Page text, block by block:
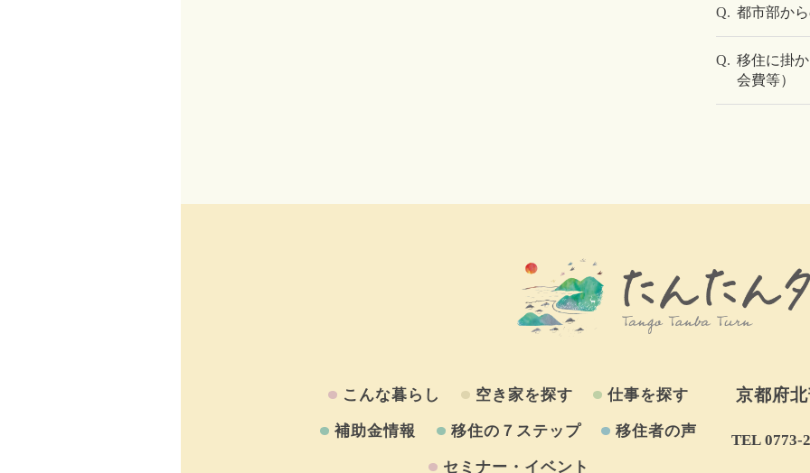
Q. 都市部か
Q. 移住に掛
会費等）
こんな暮らし 空き家を探す 仕事を探す
補助金情報 移住の７ステップ 移住者の声
セミナー・イベント
京都府
TEL